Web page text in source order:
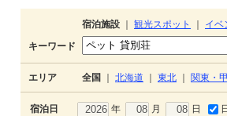
宿泊施設 観光スポット
イベ
キーワード
エリア 全国 北海道 東北 関東・
宿泊日 年 月 日